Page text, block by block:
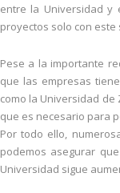
entre la Universidad y
proyectos solo con
Pese a la importante
que las empresas
como la Universidad
que es necesario para
Por todo ello,
podemos asegurar
Universidad sigue